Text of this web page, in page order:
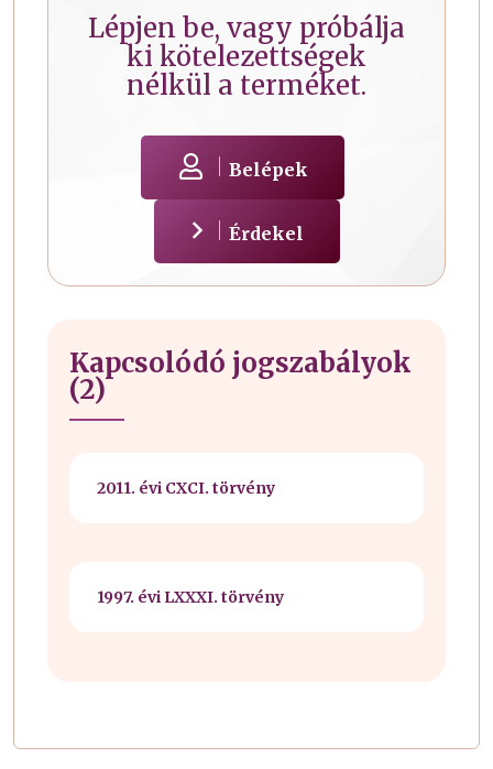
Lépjen be, vagy próbálja
ki kötelezettségek
nélkül a terméket.
Belépek
Érdekel
Kapcsolódó jogszabályok
(2)
2011. évi CXCI. törvény
1997. évi LXXXI. törvény